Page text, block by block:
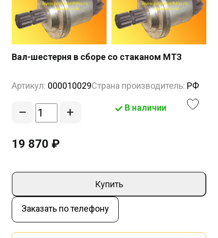
Вал-шестерня в сборе со стаканом МТЗ
Артикул: 000010029Страна производитель: РФ
– + В наличии
19 870 ₽
Купить
Заказать по телефону